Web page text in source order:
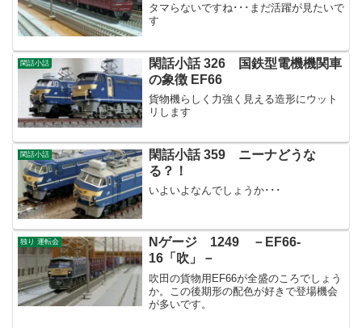
タマらないですね･･･まだ活躍が見たいで
す
閑話小話
閑話小話 326 国鉄型電機機関車
の象徴 EF66
貨物機らしく力強く見える造形にウット
リします
閑話小話
閑話小話 359 ニーナどうな
る？！
いよいよなんでしょうか･･･
独り 運転会
Nゲージ 1249 －EF66-
16「吹」－
吹田の貨物用EF66が全盛のころでしょう
か。この後期形の配色が好きで登場機会
が多いです。